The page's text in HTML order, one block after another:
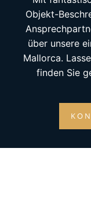
Objekt-
über unsere
Mallorca.
finden Sie